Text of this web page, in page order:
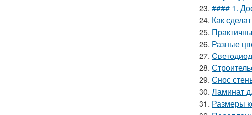
23. #### 1.
24. Как
25.
26. Разные
27.
28.
29. Снос
30. Ламинат
31. Размеры